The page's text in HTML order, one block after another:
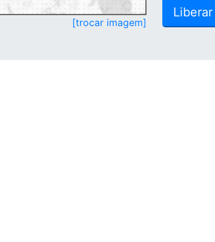
[trocar imagem]